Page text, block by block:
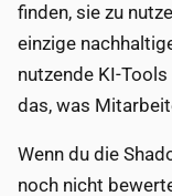
finden, sie zu
einzige
nutzende KI-
das, was
Wenn du die
noch nicht